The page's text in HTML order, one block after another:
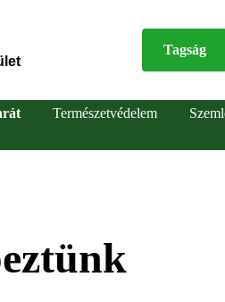
Top
Tagság
Természetvédelem